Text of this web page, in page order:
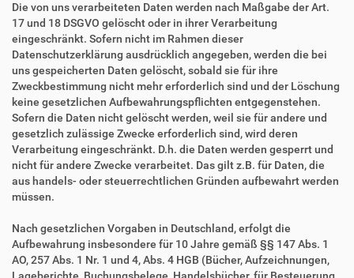
Die von uns verarbeiteten Daten werden nach Maßgabe der Art.
17 und 18 DSGVO gelöscht oder in ihrer Verarbeitung
eingeschränkt. Sofern nicht im Rahmen dieser
Datenschutzerklärung ausdrücklich angegeben, werden die bei
uns gespeicherten Daten gelöscht, sobald sie für ihre
Zweckbestimmung nicht mehr erforderlich sind und der Löschung
keine gesetzlichen Aufbewahrungspflichten entgegenstehen.
Sofern die Daten nicht gelöscht werden, weil sie für andere und
gesetzlich zulässige Zwecke erforderlich sind, wird deren
Verarbeitung eingeschränkt. D.h. die Daten werden gesperrt und
nicht für andere Zwecke verarbeitet. Das gilt z.B. für Daten, die
aus handels- oder steuerrechtlichen Gründen aufbewahrt werden
müssen.
Nach gesetzlichen Vorgaben in Deutschland, erfolgt die
Aufbewahrung insbesondere für 10 Jahre gemäß §§ 147 Abs. 1
AO, 257 Abs. 1 Nr. 1 und 4, Abs. 4 HGB (Bücher, Aufzeichnungen,